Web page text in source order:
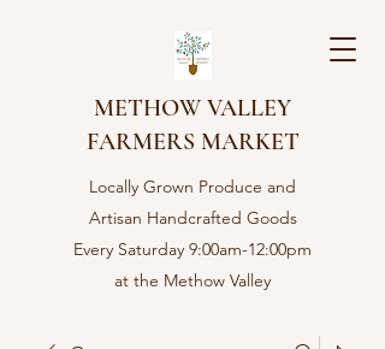
METHOW VALLEY
FARMERS MARKET
Locally Grown Produce and
Artisan Handcrafted Goods
Every Saturday 9:00am-12:00pm
at the Methow Valley